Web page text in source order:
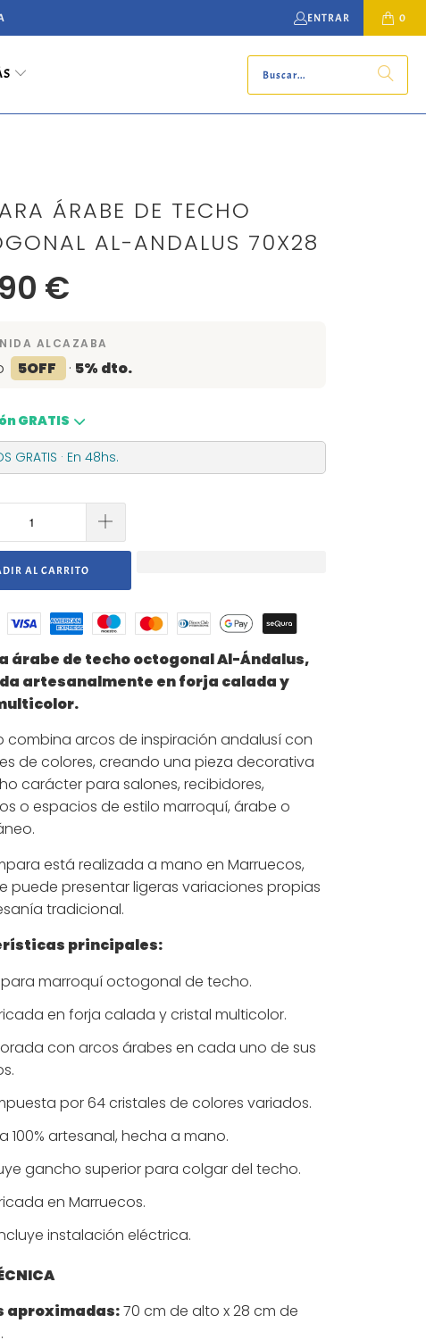
ENTRAR 0
ÁRABE DE TECHO
AL-ANDALUS 70X28
€
ALCAZABA
5OFF · 5% dto.
GRATIS
GRATIS · En 48hs.
AL CARRITO
árabe de techo octogonal Al-Ándalus,
artesanalmente en forja calada y
combina arcos de inspiración andalusí con
de colores, creando una pieza decorativa
carácter para salones, recibidores,
o espacios de estilo marroquí, árabe o
está realizada a mano en Marruecos,
puede presentar ligeras variaciones propias
tradicional.
principales:
marroquí octogonal de techo.
en forja calada y cristal multicolor.
con arcos árabes en cada uno de sus
por 64 cristales de colores variados.
100% artesanal, hecha a mano.
gancho superior para colgar del techo.
en Marruecos.
instalación eléctrica.
aproximadas:70 cm de alto x 28 cm de